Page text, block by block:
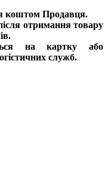
коштом Продавця.
отримання товару
на картку або
служб.